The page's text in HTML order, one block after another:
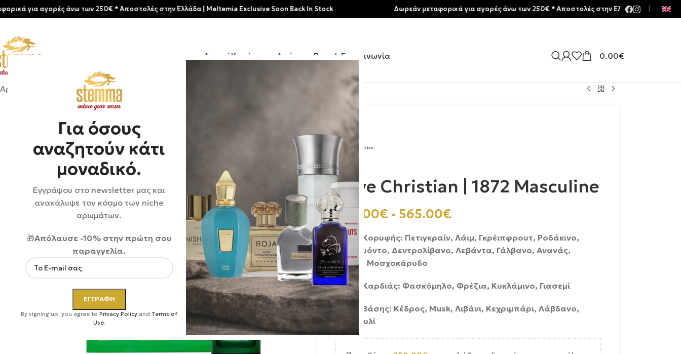
Για όσους
αναζητούν κάτι
μοναδικό.
Εγγράψου στο newsletter μας και
ανακάλυψε τον κόσμο των niche
αρωμάτων.
🎁Απόλαυσε -10% στην πρώτη σου
παραγγελία.
By signing up, you agree toPrivacy Policy and Terms of
Use.
Αρχική Κατάστημα Αρώματα Brands Επικοινωνία 0.00€
Αρχική σελίδα Shop/Αρώματα/
Clive Christian | 1872 Masculine
360.00€ - 565.00€
Νότες Κορυφής: Πετιγκραίν, Λάιμ, Γκρέιπφρουτ, Ροδάκινο,
Περγαμόντο, Δεντρολίβανο, Λεβάντα, Γάλβανο, Ανανάς,
Πιπέρι, Μοσχοκάρυδο
Νότες Καρδιάς: Φασκόμηλο, Φρέζια, Κυκλάμινο, Γιασεμί
Νότες Βάσης: Κέδρος, Musk, Λιβάνι, Κεχριμπάρι, Λάβδανο,
Πατσουλί
αγορές άνω των 250€ * Aποστολές στην Ελλάδα | Meltemia Exclusive Soon Back In Stock Δωρεάν μεταφορικά για αγορές άνω των 250€ * Aποστολές στην Ελλάδα | Meltemia